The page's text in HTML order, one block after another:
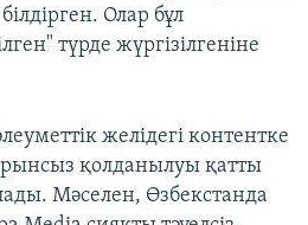
Олар бұл
түрде жүргізілгеніне
желідегі контентке
қолданылуы қатты
Мәселен, Өзбекстанда